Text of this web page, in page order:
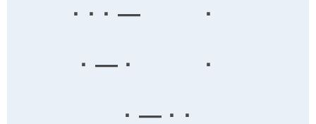
· · · —
·
· — ·
·
· — · ·